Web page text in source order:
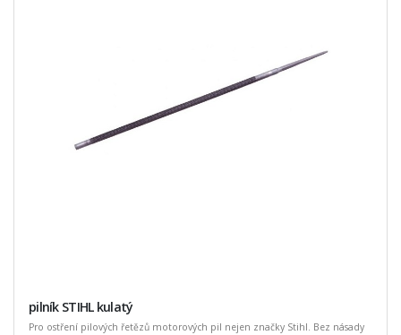
pilník STIHL kulatý
Pro ostření pilových řetězů motorových pil nejen značky Stihl. Bez násady